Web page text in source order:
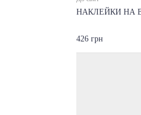
НАКЛЕЙКИ НА
426 грн